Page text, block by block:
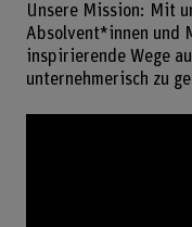
Unsere Mission: Mit
Absolvent*innen und
inspirierende Wege
unternehmerisch zu